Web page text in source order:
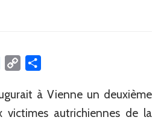
Telegram
Copy
à Vienne un deuxième
victimes autrichiennes de la